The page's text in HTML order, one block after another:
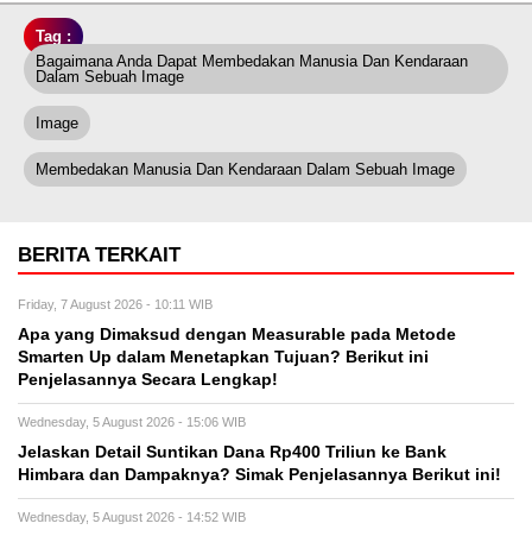
Tag :
Bagaimana Anda Dapat Membedakan Manusia Dan Kendaraan
Dalam Sebuah Image
Image
Membedakan Manusia Dan Kendaraan Dalam Sebuah Image
BERITA TERKAIT
Friday, 7 August 2026 - 10:11 WIB
Apa yang Dimaksud dengan Measurable pada Metode
Smarten Up dalam Menetapkan Tujuan? Berikut ini
Penjelasannya Secara Lengkap!
Wednesday, 5 August 2026 - 15:06 WIB
Jelaskan Detail Suntikan Dana Rp400 Triliun ke Bank
Himbara dan Dampaknya? Simak Penjelasannya Berikut ini!
Wednesday, 5 August 2026 - 14:52 WIB